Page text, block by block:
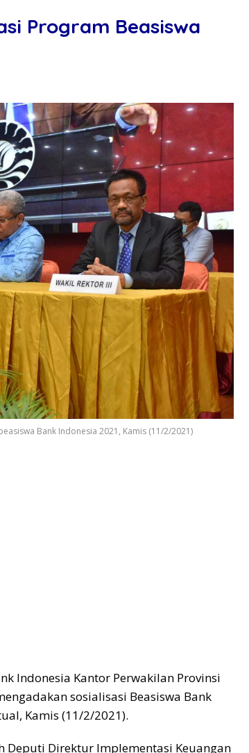
Program Beasiswa
Bank Indonesia 2021, Kamis (11/2/2021)
Indonesia Kantor Perwakilan Provinsi
sosialisasi Beasiswa Bank
Kamis (11/2/2021).
Deputi Direktur Implementasi Keuangan